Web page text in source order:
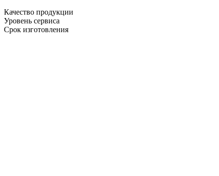
Качество продукции
Уровень сервиса
Срок изготовления